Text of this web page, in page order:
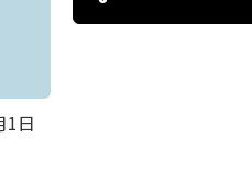
1日